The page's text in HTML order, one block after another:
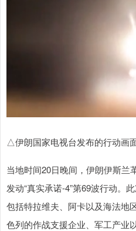
△伊朗国家电视台发布的行动画
当地时间20日晚间，伊朗伊斯兰
发动“真实承诺-4”第69波行动。
包括特拉维夫、阿卡以及海法地
色列的作战支援企业、军工产业